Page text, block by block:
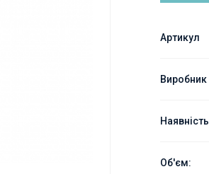
Артикул
Виробник
Наявність
Об'єм: